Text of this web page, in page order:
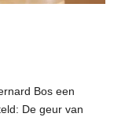
Bos een
De geur van